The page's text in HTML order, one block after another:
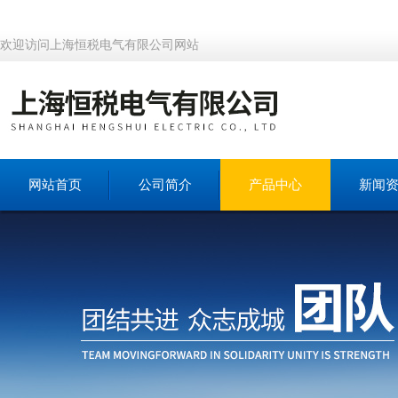
欢迎访问上海恒税电气有限公司网站
网站首页 公司简介 产品中心 新闻